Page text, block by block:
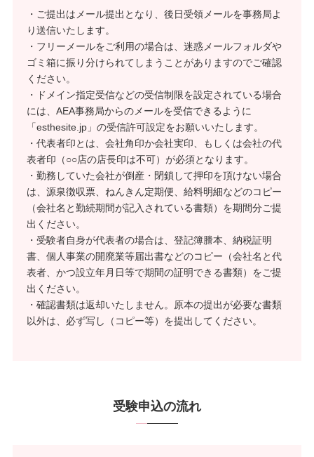
・ご提出はメール提出となり、後日受領メールを事務局よ
り送信いたします。
・フリーメールをご利用の場合は、迷惑メールフォルダや
ゴミ箱に振り分けられてしまうことがありますのでご確認
ください。
・ドメイン指定受信などの受信制限を設定されている場合
には、AEA事務局からのメールを受信できるように
「esthesite.jp」の受信許可設定をお願いいたします。
・代表者印とは、会社角印か会社実印、もしくは会社の代
表者印（○○店の店長印は不可）が必須となります。
・勤務していた会社が倒産・閉鎖して押印を頂けない場合
は、源泉徴収票、ねんきん定期便、給料明細などのコピー
（会社名と勤続期間が記入されている書類）を期間分ご提
出ください。
・受験者自身が代表者の場合は、登記簿謄本、納税証明
書、個人事業の開廃業等届出書などのコピー（会社名と代
表者、かつ設立年月日等で期間の証明できる書類）をご提
出ください。
・確認書類は返却いたしません。原本の提出が必要な書類
以外は、必ず写し（コピー等）を提出してください。
受験申込の流れ